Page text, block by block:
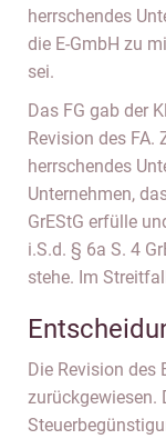
herrschendes
die E-GmbH zu
sei.
Das FG gab der
Revision des FA.
herrschendes
Unternehmen,
GrEStG erfülle
i.S.d. § 6a S. 4
stehe. Im
Die Revision des
zurückgewiesen.